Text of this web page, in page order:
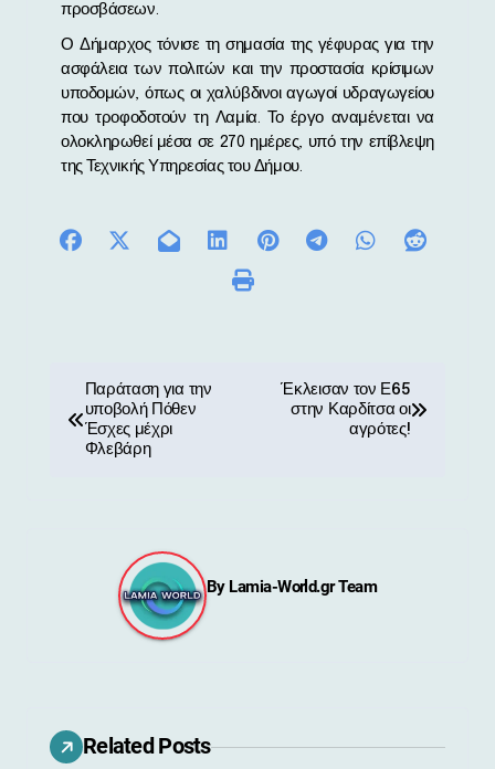
προσβάσεων.
Ο Δήμαρχος τόνισε τη σημασία της γέφυρας για την
ασφάλεια των πολιτών και την προστασία κρίσιμων
υποδομών, όπως οι χαλύβδινοι αγωγοί υδραγωγείου
που τροφοδοτούν τη Λαμία. Το έργο αναμένεται να
ολοκληρωθεί μέσα σε 270 ημέρες, υπό την επίβλεψη
της Τεχνικής Υπηρεσίας του Δήμου.
ά
Παράταση για την
υποβολή Πόθεν
Έσχες μέχρι
Φλεβάρη
Έκλεισαν τον Ε65
στην Καρδίτσα οι
αγρότες!
By Lamia-World.gr Team
Related Posts